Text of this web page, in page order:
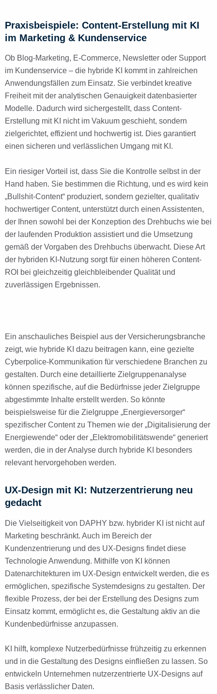
Praxisbeispiele: Content-Erstellung mit KI
im Marketing & Kundenservice
Ob Blog-Marketing, E-Commerce, Newsletter oder Support
im Kundenservice – die hybride KI kommt in zahlreichen
Anwendungsfällen zum Einsatz. Sie verbindet kreative
Freiheit mit der analytischen Genauigkeit datenbasierter
Modelle. Dadurch wird sichergestellt, dass Content-
Erstellung mit KI nicht im Vakuum geschieht, sondern
zielgerichtet, effizient und hochwertig ist. Dies garantiert
einen sicheren und verlässlichen Umgang mit KI.
Ein riesiger Vorteil ist, dass Sie die Kontrolle selbst in der
Hand haben. Sie bestimmen die Richtung, und es wird kein
„Bullshit-Content“ produziert, sondern gezielter, qualitativ
hochwertiger Content, unterstützt durch einen Assistenten,
der Ihnen sowohl bei der Konzeption des Drehbuchs wie bei
der laufenden Produktion assistiert und die Umsetzung
gemäß der Vorgaben des Drehbuchs überwacht. Diese Art
der hybriden KI-Nutzung sorgt für einen höheren Content-
ROI bei gleichzeitig gleichbleibender Qualität und
zuverlässigen Ergebnissen.
Ein anschauliches Beispiel aus der Versicherungsbranche
zeigt, wie hybride KI dazu beitragen kann, eine gezielte
Cyberpolice-Kommunikation für verschiedene Branchen zu
gestalten. Durch eine detaillierte Zielgruppenanalyse
können spezifische, auf die Bedürfnisse jeder Zielgruppe
abgestimmte Inhalte erstellt werden. So könnte
beispielsweise für die Zielgruppe „Energieversorger“
spezifischer Content zu Themen wie der „Digitalisierung der
Energiewende“ oder der „Elektromobilitätswende“ generiert
werden, die in der Analyse durch hybride KI besonders
relevant hervorgehoben werden.
UX-Design mit KI: Nutzerzentrierung neu
gedacht
Die Vielseitigkeit von DAPHY bzw. hybrider KI ist nicht auf
Marketing beschränkt. Auch im Bereich der
Kundenzentrierung und des UX-Designs findet diese
Technologie Anwendung. Mithilfe von KI können
Datenarchitekturen im UX-Design entwickelt werden, die es
ermöglichen, spezifische Systemdesigns zu gestalten. Der
flexible Prozess, der bei der Erstellung des Designs zum
Einsatz kommt, ermöglicht es, die Gestaltung aktiv an die
Kundenbedürfnisse anzupassen.
KI hilft, komplexe Nutzerbedürfnisse frühzeitig zu erkennen
und in die Gestaltung des Designs einfließen zu lassen. So
entwickeln Unternehmen nutzerzentrierte UX-Designs auf
Basis verlässlicher Daten.